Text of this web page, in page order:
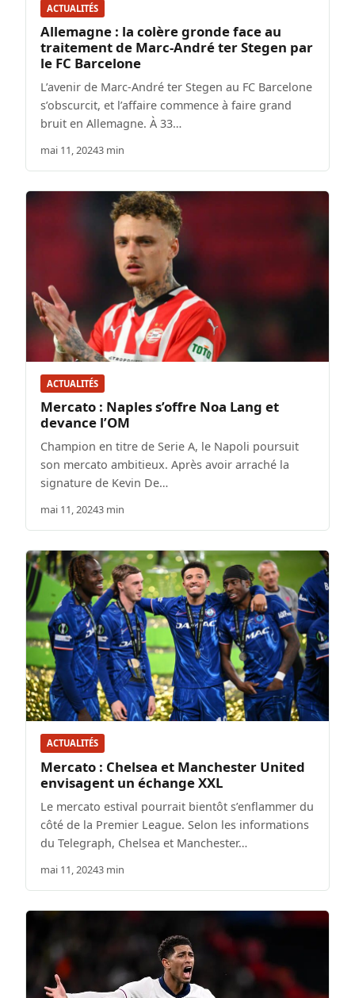
ACTUALITÉS
Allemagne : la colère gronde face au
traitement de Marc-André ter Stegen par
le FC Barcelone
L’avenir de Marc-André ter Stegen au FC Barcelone
s’obscurcit, et l’affaire commence à faire grand
bruit en Allemagne. À 33…
mai 11, 20243 min
ACTUALITÉS
Mercato : Naples s’offre Noa Lang et
devance l’OM
Champion en titre de Serie A, le Napoli poursuit
son mercato ambitieux. Après avoir arraché la
signature de Kevin De…
mai 11, 20243 min
ACTUALITÉS
Mercato : Chelsea et Manchester United
envisagent un échange XXL
Le mercato estival pourrait bientôt s’enflammer du
côté de la Premier League. Selon les informations
du Telegraph, Chelsea et Manchester…
mai 11, 20243 min